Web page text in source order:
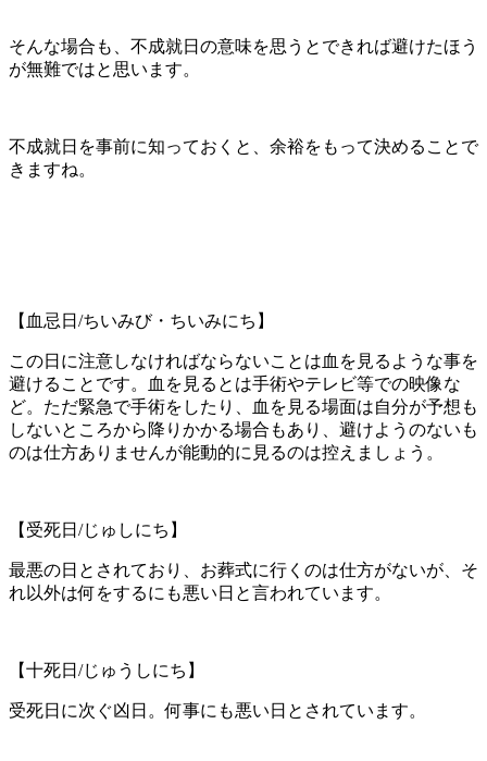
そんな場合も、不成就日の意味を思うとできれば避けたほう
が無難ではと思います。
不成就日を事前に知っておくと、余裕をもって決めることで
きますね。
【血忌日/ちいみび・ちいみにち】
この日に注意しなければならないことは血を見るような事を
避けることです。血を見るとは手術やテレビ等での映像な
ど。ただ緊急で手術をしたり、血を見る場面は自分が予想も
しないところから降りかかる場合もあり、避けようのないも
のは仕方ありませんが能動的に見るのは控えましょう。
【受死日/じゅしにち】
最悪の日とされており、お葬式に行くのは仕方がないが、そ
れ以外は何をするにも悪い日と言われています。
【十死日/じゅうしにち】
受死日に次ぐ凶日。何事にも悪い日とされています。